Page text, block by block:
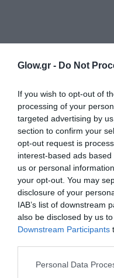
Glow.gr - Do Not
If you wish to opt-out of
processing of your
targeted advertising by
section to confirm your
opt-out request is
interest-based ads
us or personal
your opt-out. You may
disclosure of your
IAB’s list of downstream
also be disclosed by us
Downstream Participants
Personal Data